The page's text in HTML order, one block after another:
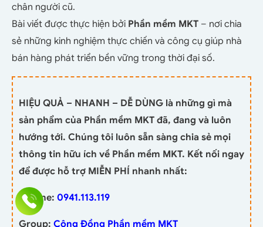
chân người cũ.
Bài viết được thực hiện bởi Phần mềm MKT – nơi chia
sẻ những kinh nghiệm thực chiến và công cụ giúp nhà
bán hàng phát triển bền vững trong thời đại số.
HIỆU QUẢ – NHANH – DỄ DÙNG là những gì mà
sản phẩm của Phần mềm MKT đã, đang và luôn
hướng tới. Chúng tôi luôn sẵn sàng chia sẻ mọi
thông tin hữu ích về Phần mềm MKT. Kết nối ngay
để được hỗ trợ MIỄN PHÍ nhanh nhất:
Hotline: 0941.113.119
Group: Cộng Đồng Phần mềm MKT